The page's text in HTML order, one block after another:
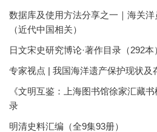
数据库及使用方法分享之一｜海关
（近代中国相关）
日文宋史研究博论·著作目录（292本
专家视点 | 我国海洋遗产保护现状及
《文明互鉴：上海图书馆徐家汇藏
录
明清史料汇编（全9集93册）